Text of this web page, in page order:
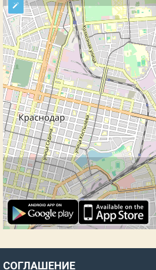
СОГЛАШЕНИЕ